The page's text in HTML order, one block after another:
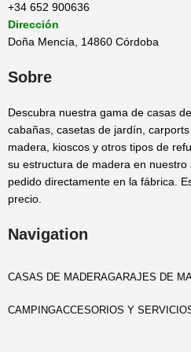
+34 652 900636
Dirección
Doña Mencía, 14860 Córdoba
Sobre
Descubra nuestra gama de casas
cabañas, casetas de jardín,
madera, kioscos y otros tipos de
su estructura de madera en
pedido directamente en la fábrica.
precio.
Navigation
CASAS DE MADERAGARAJES DE
CAMPINGACCESORIOS Y